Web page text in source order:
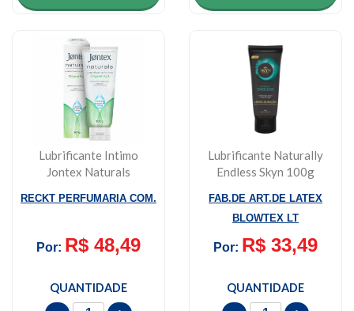
Lubrificante Intimo
Jontex Naturals
RECKT PERFUMARIA COM.
Por: R$ 48,49
QUANTIDADE
Lubrificante Naturally
Endless Skyn 100g
FAB.DE ART.DE LATEX
BLOWTEX LT
Por: R$ 33,49
QUANTIDADE